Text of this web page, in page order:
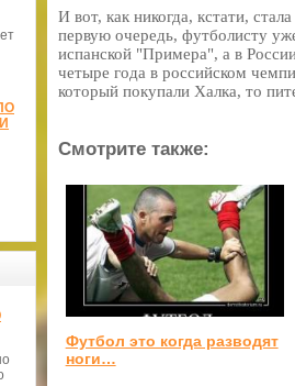
И вот, как никогда, кстати,
первую очередь, футболисту
испанской "Примера", а в
четыре года в российском
который покупали Халка, то
Смотрите также:
Футбол это когда разводят
ноги…